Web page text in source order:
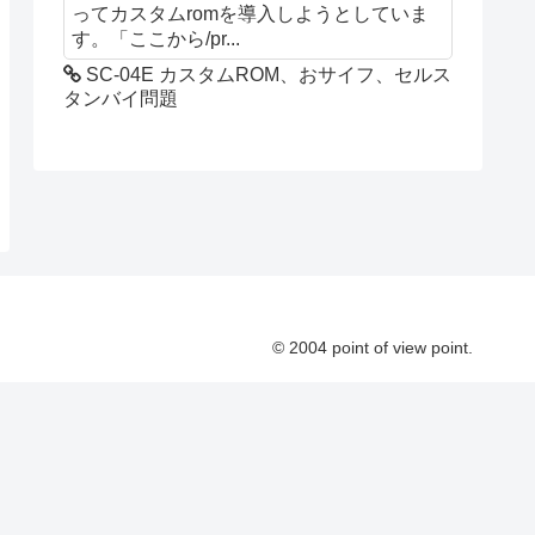
ってカスタムromを導入しようとしていま
す。「ここから/pr...
SC-04E カスタムROM、おサイフ、セルス
タンバイ問題
© 2004 point of view point.